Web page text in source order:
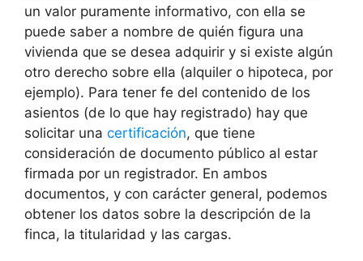
un valor puramente informativo, con ella se
puede saber a nombre de quién figura una
vivienda que se desea adquirir y si existe algún
otro derecho sobre ella (alquiler o hipoteca, por
ejemplo). Para tener fe del contenido de los
asientos (de lo que hay registrado) hay que
solicitar una certificación, que tiene
consideración de documento público al estar
firmada por un registrador. En ambos
documentos, y con carácter general, podemos
obtener los datos sobre la descripción de la
finca, la titularidad y las cargas.